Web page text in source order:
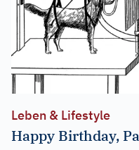
Leben & Lifestyle
Happy Birthday,